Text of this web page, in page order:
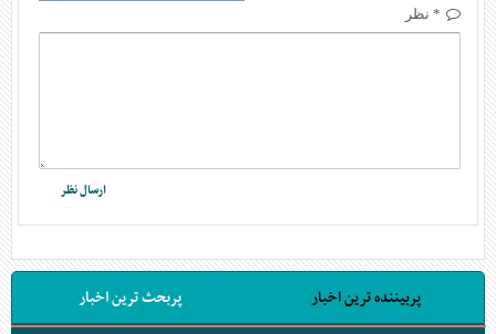
* نظر
پربیننده ترین اخبار پربحث ترین اخبار